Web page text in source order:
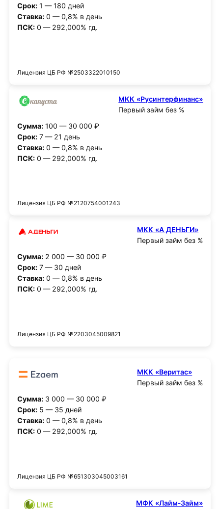
Срок:1 — 180 дней
Ставка:0 — 0,8% в день
ПСК:0 — 292,000% гд.
Лицензия ЦБ РФ №2503322010150
МКК «Русинтерфинанс»
Первый займ без %
Сумма:100 — 30 000 ₽
Срок:7 — 21 день
Ставка:0 — 0,8% в день
ПСК:0 — 292,000% гд.
Лицензия ЦБ РФ №2120754001243
МКК «А ДЕНЬГИ»
Первый займ без %
Сумма:2 000 — 30 000 ₽
Срок:7 — 30 дней
Ставка:0 — 0,8% в день
ПСК:0 — 292,000% гд.
Лицензия ЦБ РФ №2203045009821
МКК «Веритас»
Первый займ без %
Сумма:3 000 — 30 000 ₽
Срок:5 — 35 дней
Ставка:0 — 0,8% в день
ПСК:0 — 292,000% гд.
Лицензия ЦБ РФ №651303045003161
МФК «Лайм‑Займ»